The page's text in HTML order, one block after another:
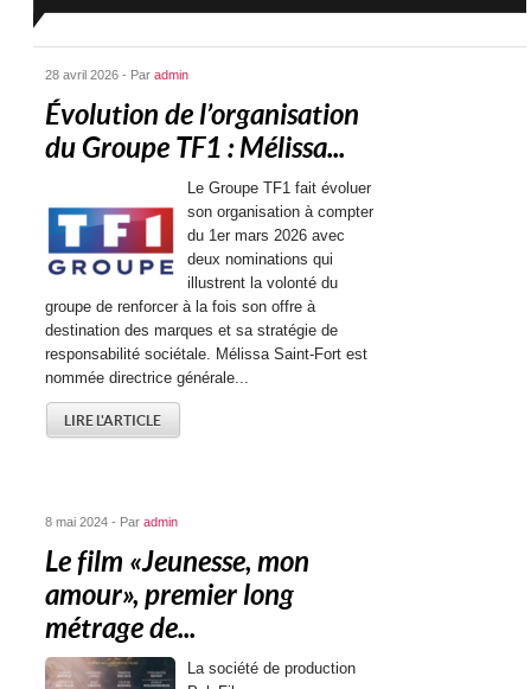
28 avril 2026 - Paradmin
Évolution de l’organisation
du Groupe TF1 : Mélissa...
Le Groupe TF1 fait évoluer
son organisation à compter
du 1er mars 2026 avec
deux nominations qui
illustrent la volonté du
groupe de renforcer à la fois son offre à
destination des marques et sa stratégie de
responsabilité sociétale. Mélissa Saint-Fort est
nommée directrice générale...
LIRE L'ARTICLE
8 mai 2024 - Paradmin
Le film « Jeunesse, mon
amour », premier long
métrage de...
La société de production